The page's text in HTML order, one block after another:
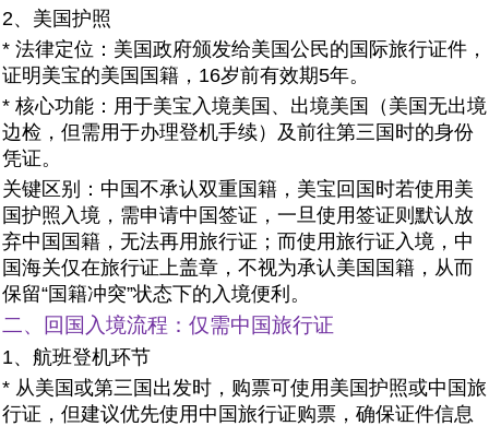
2、美国护照
* 法律定位：美国政府颁发给美国公民的国际旅行证件，
证明美宝的美国国籍，16岁前有效期5年。
* 核心功能：用于美宝入境美国、出境美国（美国无出境
边检，但需用于办理登机手续）及前往第三国时的身份
凭证。
关键区别：中国不承认双重国籍，美宝回国时若使用美
国护照入境，需申请中国签证，一旦使用签证则默认放
弃中国国籍，无法再用旅行证；而使用旅行证入境，中
国海关仅在旅行证上盖章，不视为承认美国国籍，从而
保留“国籍冲突”状态下的入境便利。
二、回国入境流程：仅需中国旅行证
1、航班登机环节
* 从美国或第三国出发时，购票可使用美国护照或中国旅
行证，但建议优先使用中国旅行证购票，确保证件信息